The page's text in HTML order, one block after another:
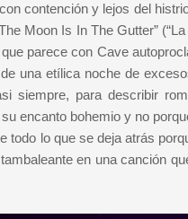
contención y lejos del
Moon Is In The Gutter”
parece con Cave
una etílica noche de
siempre, para describir
encanto bohemio y no
todo lo que se deja atrás
en una canción